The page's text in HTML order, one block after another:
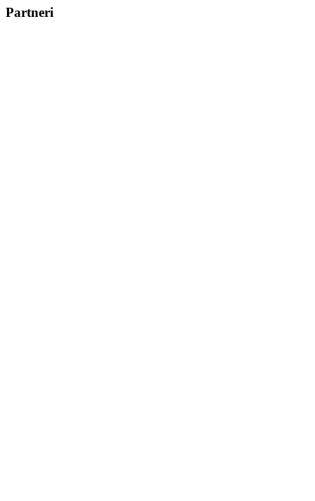
Partneri